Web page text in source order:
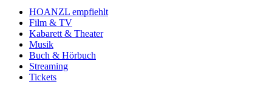
HOANZL empfiehlt
Film & TV
Kabarett & Theater
Musik
Buch & Hörbuch
Streaming
Tickets